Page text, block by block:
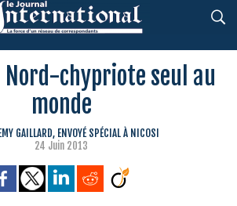
Nord-chypriote seul au
monde
GAILLARD, ENVOYÉ SPÉCIAL À NICOSI
24 Juin 2013